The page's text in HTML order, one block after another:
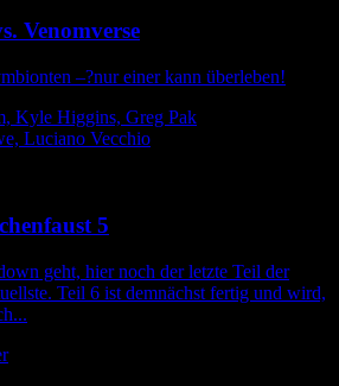
Venomverse
–?nur einer kann überleben!
Kyle Higgins, Greg Pak
Luciano Vecchio
5
geht, hier noch der letzte Teil der
Teil 6 ist demnächst fertig und wird,